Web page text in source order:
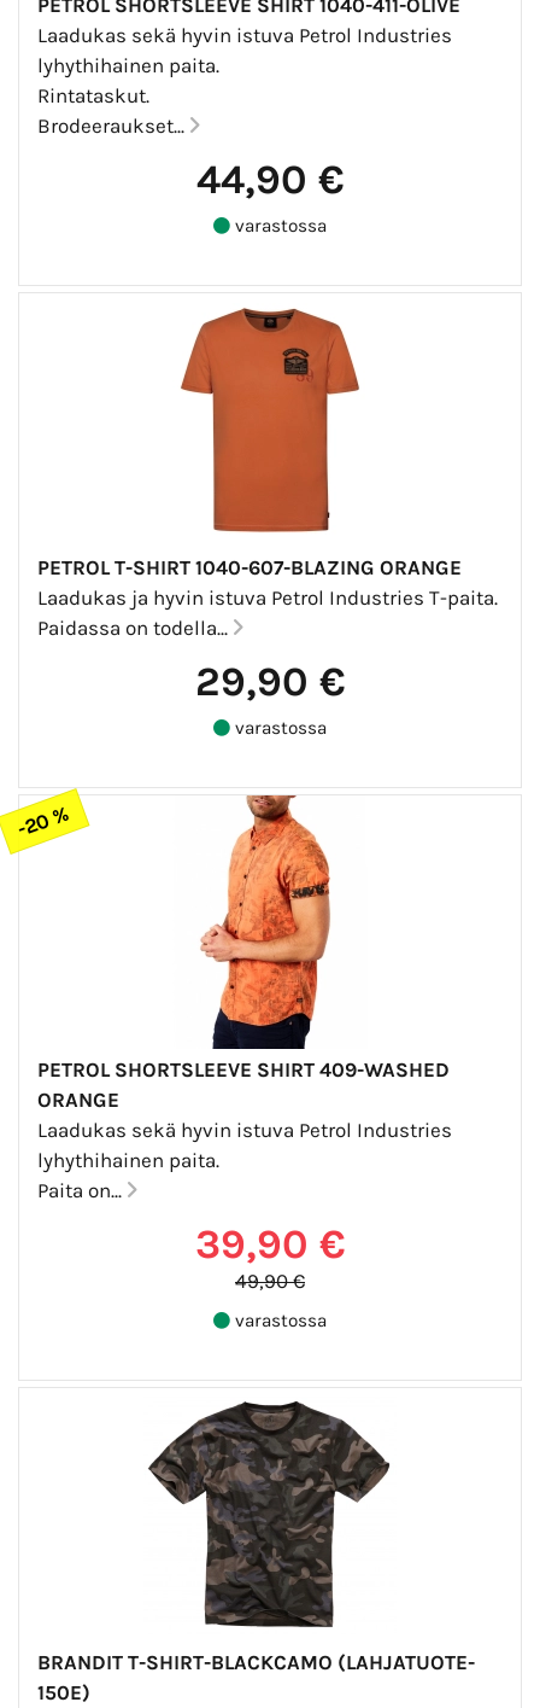
Laadukas sekä hyvin istuva Petrol Industries
lyhythihainen paita.
Rintataskut.
Brodeeraukset...
44,90 €
varastossa
PETROL T-SHIRT 1040-607-BLAZING ORANGE
Laadukas ja hyvin istuva Petrol Industries T-paita.
Paidassa on todella...
29,90 €
varastossa
-20 %
PETROL SHORTSLEEVE SHIRT 409-WASHED
ORANGE
Laadukas sekä hyvin istuva Petrol Industries
lyhythihainen paita.
Paita on...
39,90 €
49,90 €
varastossa
BRANDIT T-SHIRT-BLACKCAMO (LAHJATUOTE-
150E)